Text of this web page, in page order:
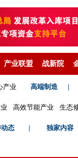
产业联盟 战新院
产业 高端制造
高效节能产业 生态
态 独家内容